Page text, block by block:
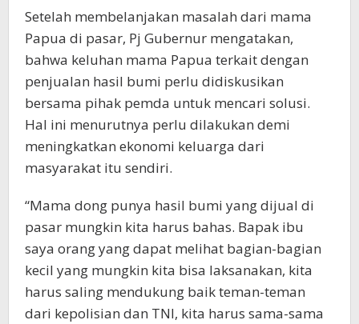
Setelah membelanjakan masalah dari mama
Papua di pasar, Pj Gubernur mengatakan,
bahwa keluhan mama Papua terkait dengan
penjualan hasil bumi perlu didiskusikan
bersama pihak pemda untuk mencari solusi.
Hal ini menurutnya perlu dilakukan demi
meningkatkan ekonomi keluarga dari
masyarakat itu sendiri.
“Mama dong punya hasil bumi yang dijual di
pasar mungkin kita harus bahas. Bapak ibu
saya orang yang dapat melihat bagian-bagian
kecil yang mungkin kita bisa laksanakan, kita
harus saling mendukung baik teman-teman
dari kepolisian dan TNI, kita harus sama-sama